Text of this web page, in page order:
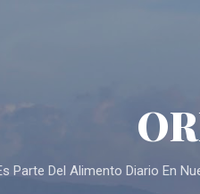
Parte Del Alimento Diario En